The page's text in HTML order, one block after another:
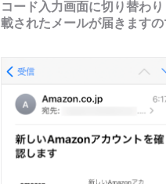
コード入力画面に切り替わ
載されたメールが届きますの